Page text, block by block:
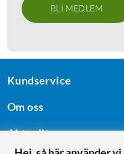
BLI MEDLEM
Kundservice
Om oss
Aktuellt